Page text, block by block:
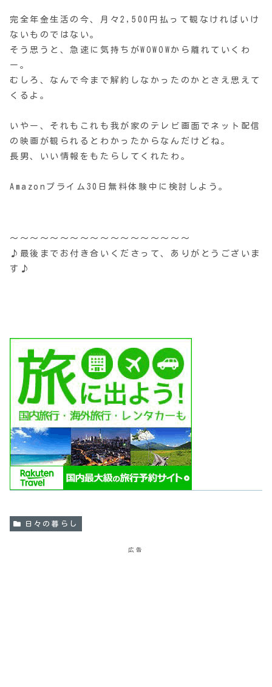
完全年金生活の今、月々2,500円払って観なければいけ
ないものではない。
そう思うと、急速に気持ちがWOWOWから離れていくわ
ー。
むしろ、なんで今まで解約しなかったのかとさえ思えて
くるよ。
いやー、それもこれも我が家のテレビ画面でネット配信
の映画が観られるとわかったからなんだけどね。
長男、いい情報をもたらしてくれたわ。
Amazonプライム30日無料体験中に検討しよう。
〜〜〜〜〜〜〜〜〜〜〜〜〜〜〜〜〜〜
♪最後までお付き合いくださって、ありがとうございま
す♪
日々の暮らし
広告